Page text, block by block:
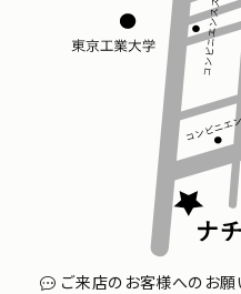
ご来店のお客様へのお